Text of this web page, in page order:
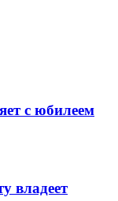
с юбилеем
владеет